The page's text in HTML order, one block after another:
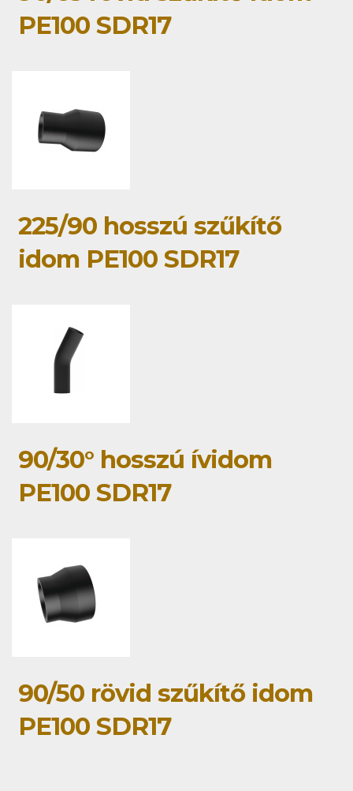
PE100 SDR17
225/90 hosszú szűkítő
idom PE100 SDR17
90/30° hosszú ívidom
PE100 SDR17
90/50 rövid szűkítő idom
PE100 SDR17